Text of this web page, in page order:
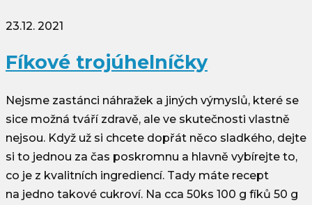
23.12. 2021
Fíkové trojúhelníčky
Nejsme zastánci náhražek a jiných výmyslů, které se
sice možná tváří zdravě, ale ve skutečnosti vlastně
nejsou. Když už si chcete dopřát něco sladkého, dejte
si to jednou za čas poskromnu a hlavně vybírejte to,
co je z kvalitních ingrediencí. Tady máte recept
na jedno takové cukroví. Na cca 50ks 100 g fíků 50 g